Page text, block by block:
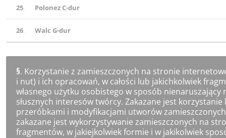
25. Polonez C-dur
26. Walc G-dur
§. Korzystanie z zamieszczonych na stronie
i nut) i ich opracowań, w całości lub jakichkolwiek
własnego użytku osobistego w sposób
słusznych interesów twórcy. Zakazane jest
przeróbkami i modyfikacjami utworów
zakazane jest wykorzystywanie zamieszczonych na
fragmentów, w jakiejkolwiek formie i w jakikolwiek